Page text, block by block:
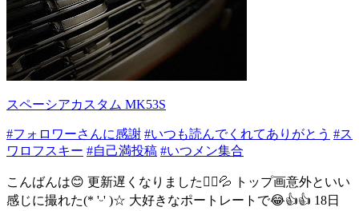
スペーシアカスタム MK53S
#フォロワーさんに感謝 #いつも読んでくれてありがとう #ス
ワロフスキー #自己満投稿 #いつメン集合
こんばんは😊 更新遅くなりました🙇‍♀️💦 トップ画意外といい
感じに撮れた(* 'ᵕ' )☆ 大好きなポートレートで😂👍👍 18日